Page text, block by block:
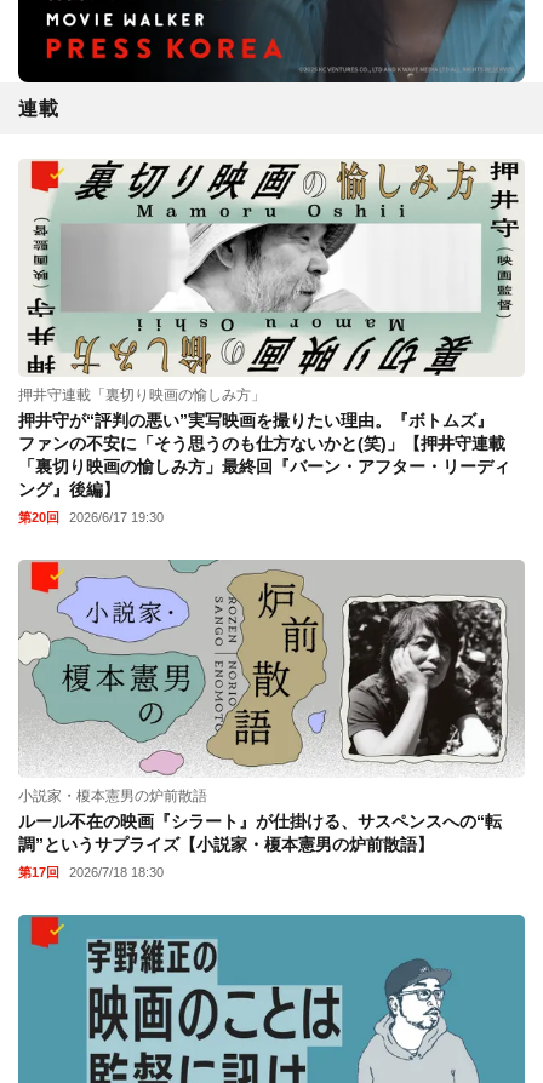
連載
押井守連載「裏切り映画の愉しみ方」
押井守が“評判の悪い”実写映画を撮りたい理由。『ボトムズ』
ファンの不安に「そう思うのも仕方ないかと(笑)」【押井守連載
「裏切り映画の愉しみ方」最終回『バーン・アフター・リーディ
ング』後編】
第20回 2026/6/17 19:30
小説家・榎本憲男の炉前散語
ルール不在の映画『シラート』が仕掛ける、サスペンスへの“転
調”というサプライズ【小説家・榎本憲男の炉前散語】
第17回 2026/7/18 18:30